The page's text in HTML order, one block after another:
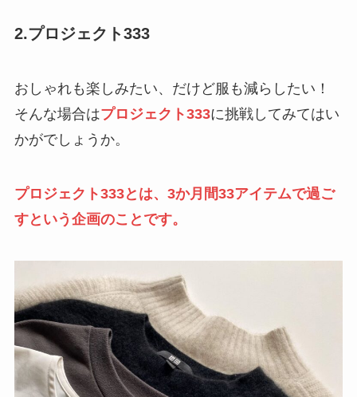
2.プロジェクト333
おしゃれも楽しみたい、だけど服も減らしたい！
そんな場合はプロジェクト333に挑戦してみてはい
かがでしょうか。
プロジェクト333とは、3か月間33アイテムで過ご
すという企画のことです。